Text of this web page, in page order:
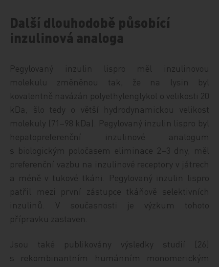
Další dlouhodobě působící
inzulinová analoga
Pegylovaný inzulin lispro měl inzulinovou
molekulu změněnou tak, že na lysin byl
kovalentně navázán polyethylenglykol o velikosti 20
kDa, šlo tedy o větší hydrodynamickou velikost
molekuly (71–98 kDa). Pegylovaný inzulin lispro byl
hepatopreferenční inzulinové analogum
s biologickým poločasem eliminace 2–3 dny, měl
preferenční vazbu na inzulinové receptory v játrech
a méně v tukové tkáni. Pegylovaný inzulin lispro
patřil mezi první zástupce tkáňově selektivních
inzulinů. V současnosti je výzkum tohoto
přípravku zastaven.
Jsou také publikovány výsledky studií [26]
s rekombinantním humánním monomerickým